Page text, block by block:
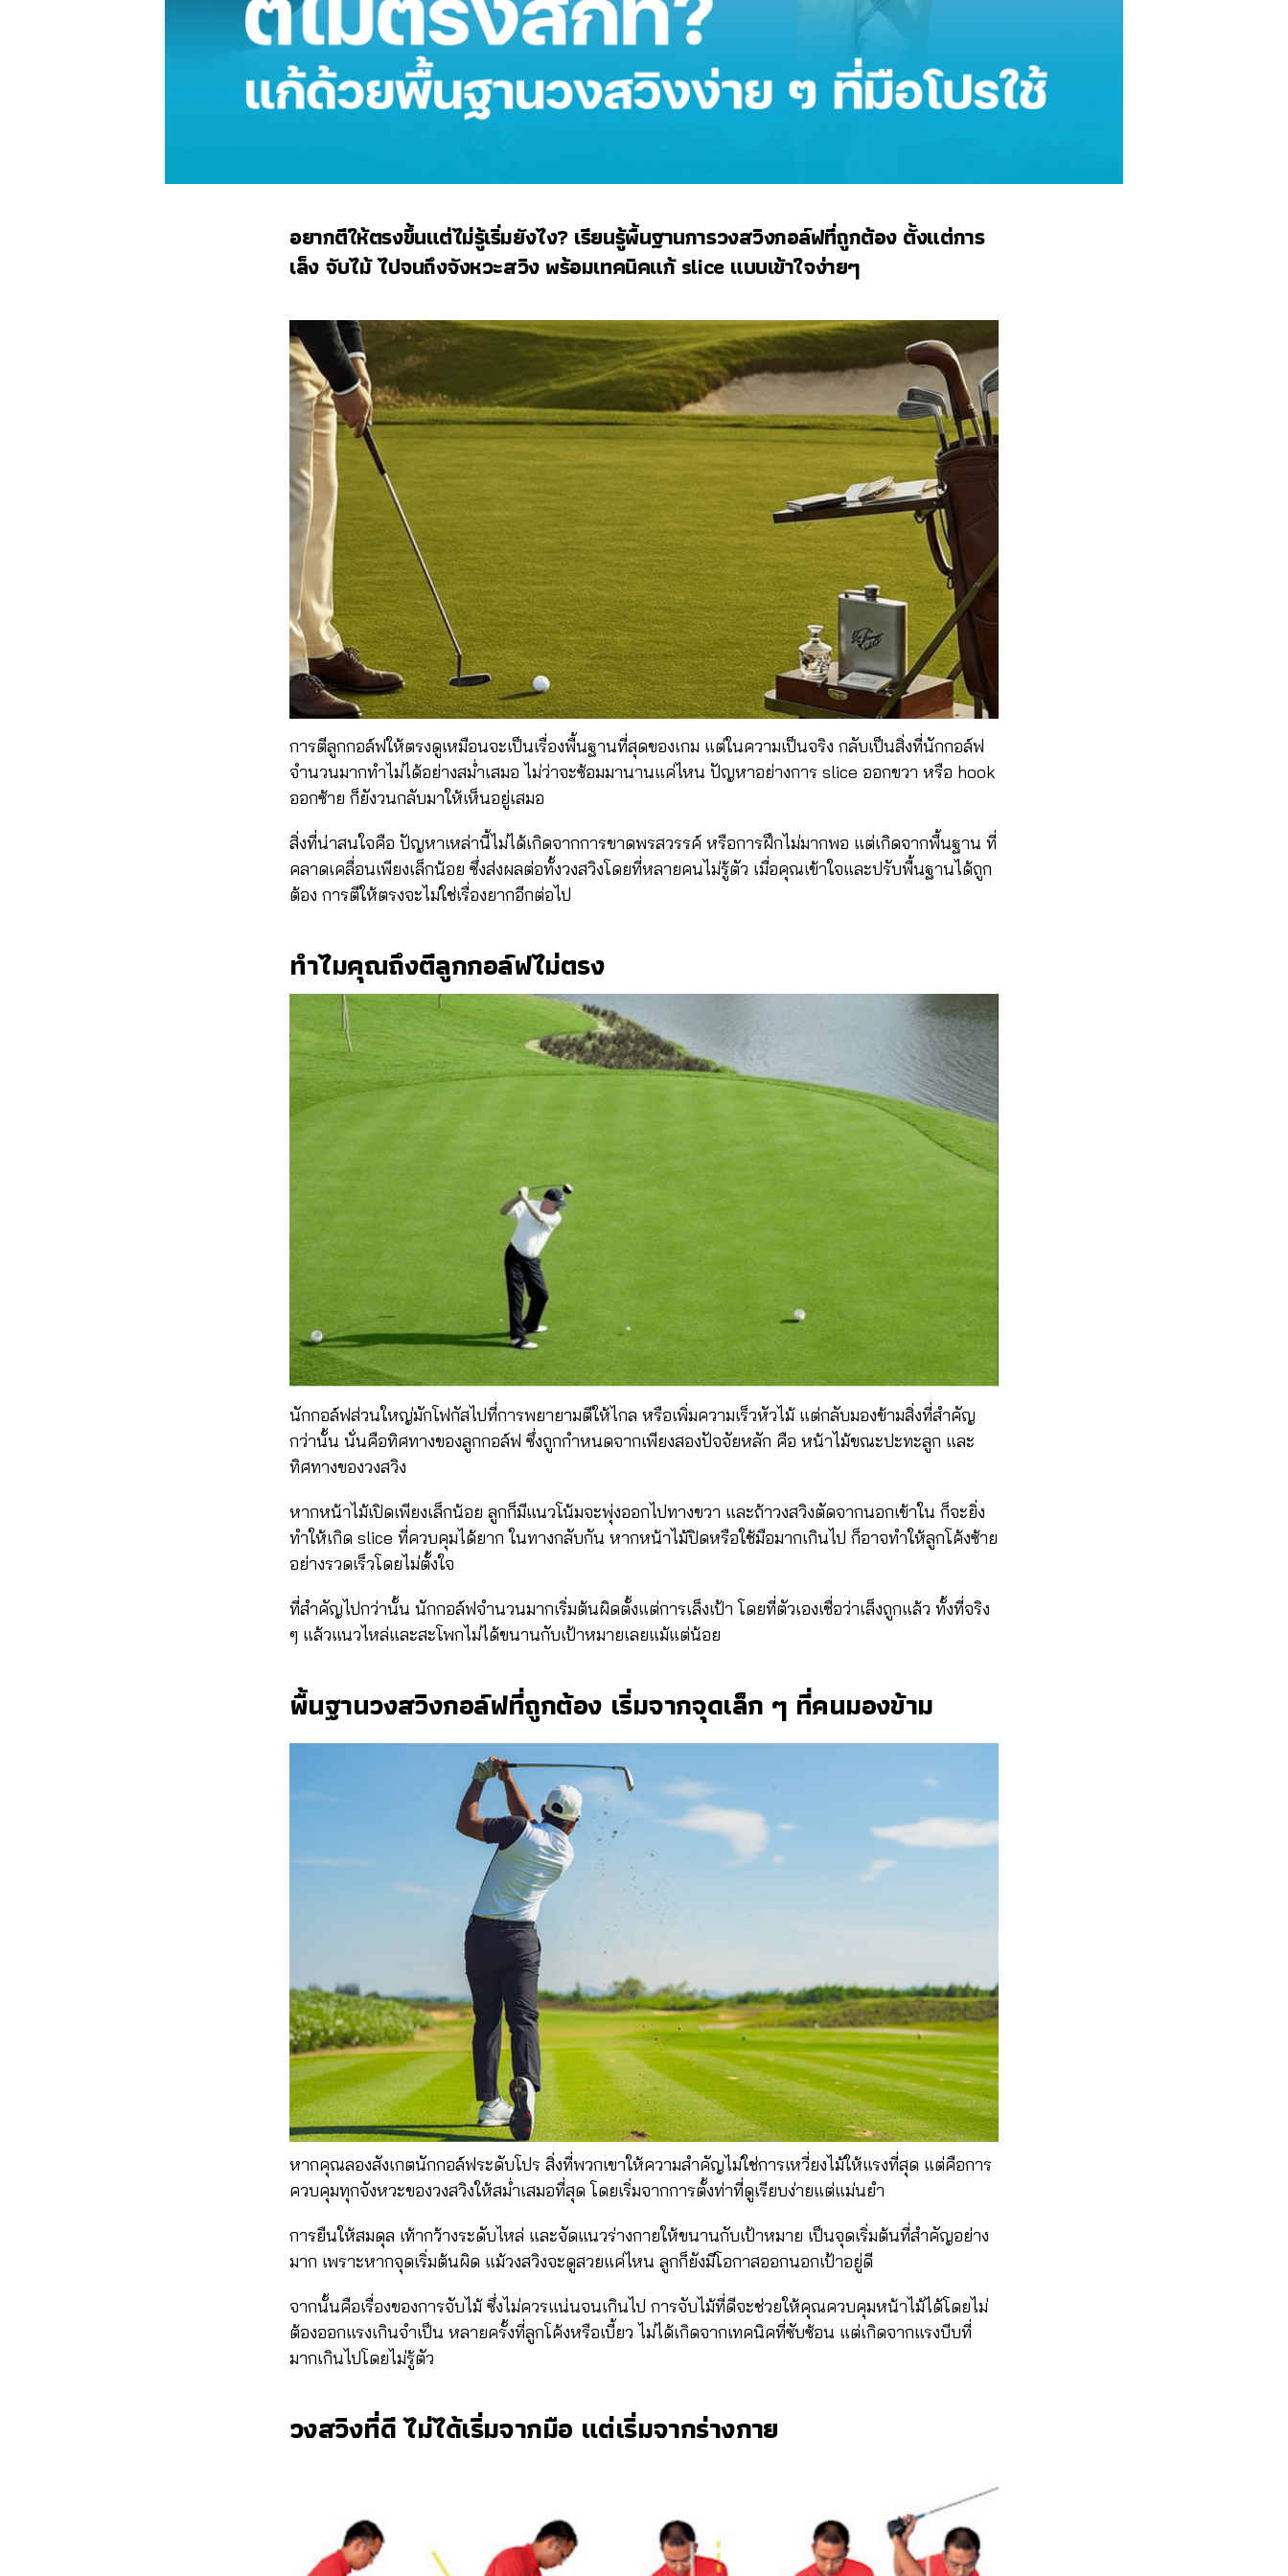
อยากตีให้ตรงขึ้นแต่ไม่รู้เริ่มยังไง? เรียนรู้พื้นฐานการวงสวิงกอล์ฟที่ถูกต้อง ตั้งแต่การ
เล็ง จับไม้ ไปจนถึงจังหวะสวิง พร้อมเทคนิคแก้ slice แบบเข้าใจง่ายๆ
การตีลูกกอล์ฟให้ตรงดูเหมือนจะเป็นเรื่องพื้นฐานที่สุดของเกม แต่ในความเป็นจริง กลับเป็นสิ่งที่นักกอล์ฟ
จำนวนมากทำไม่ได้อย่างสม่ำเสมอ ไม่ว่าจะซ้อมมานานแค่ไหน ปัญหาอย่างการ slice ออกขวา หรือ hook
ออกซ้าย ก็ยังวนกลับมาให้เห็นอยู่เสมอ
สิ่งที่น่าสนใจคือ ปัญหาเหล่านี้ไม่ได้เกิดจากการขาดพรสวรรค์ หรือการฝึกไม่มากพอ แต่เกิดจากพื้นฐาน ที่
คลาดเคลื่อนเพียงเล็กน้อย ซึ่งส่งผลต่อทั้งวงสวิงโดยที่หลายคนไม่รู้ตัว เมื่อคุณเข้าใจและปรับพื้นฐานได้ถูก
ต้อง การตีให้ตรงจะไม่ใช่เรื่องยากอีกต่อไป
ทำไมคุณถึงตีลูกกอล์ฟไม่ตรง
นักกอล์ฟส่วนใหญ่มักโฟกัสไปที่การพยายามตีให้ไกล หรือเพิ่มความเร็วหัวไม้ แต่กลับมองข้ามสิ่งที่สำคัญ
กว่านั้น นั่นคือทิศทางของลูกกอล์ฟ ซึ่งถูกกำหนดจากเพียงสองปัจจัยหลัก คือ หน้าไม้ขณะปะทะลูก และ
ทิศทางของวงสวิง
หากหน้าไม้เปิดเพียงเล็กน้อย ลูกก็มีแนวโน้มจะพุ่งออกไปทางขวา และถ้าวงสวิงตัดจากนอกเข้าใน ก็จะยิ่ง
ทำให้เกิด slice ที่ควบคุมได้ยาก ในทางกลับกัน หากหน้าไม้ปิดหรือใช้มือมากเกินไป ก็อาจทำให้ลูกโค้งซ้าย
อย่างรวดเร็วโดยไม่ตั้งใจ
ที่สำคัญไปกว่านั้น นักกอล์ฟจำนวนมากเริ่มต้นผิดตั้งแต่การเล็งเป้า โดยที่ตัวเองเชื่อว่าเล็งถูกแล้ว ทั้งที่จริง
ๆ แล้วแนวไหล่และสะโพกไม่ได้ขนานกับเป้าหมายเลยแม้แต่น้อย
พื้นฐานวงสวิงกอล์ฟที่ถูกต้อง เริ่มจากจุดเล็ก ๆ ที่คนมองข้าม
หากคุณลองสังเกตนักกอล์ฟระดับโปร สิ่งที่พวกเขาให้ความสำคัญไม่ใช่การเหวี่ยงไม้ให้แรงที่สุด แต่คือการ
ควบคุมทุกจังหวะของวงสวิงให้สม่ำเสมอที่สุด โดยเริ่มจากการตั้งท่าที่ดูเรียบง่ายแต่แม่นยำ
การยืนให้สมดุล เท้ากว้างระดับไหล่ และจัดแนวร่างกายให้ขนานกับเป้าหมาย เป็นจุดเริ่มต้นที่สำคัญอย่าง
มาก เพราะหากจุดเริ่มต้นผิด แม้วงสวิงจะดูสวยแค่ไหน ลูกก็ยังมีโอกาสออกนอกเป้าอยู่ดี
จากนั้นคือเรื่องของการจับไม้ ซึ่งไม่ควรแน่นจนเกินไป การจับไม้ที่ดีจะช่วยให้คุณควบคุมหน้าไม้ได้โดยไม่
ต้องออกแรงเกินจำเป็น หลายครั้งที่ลูกโค้งหรือเบี้ยว ไม่ได้เกิดจากเทคนิคที่ซับซ้อน แต่เกิดจากแรงบีบที่
มากเกินไปโดยไม่รู้ตัว
วงสวิงที่ดี ไม่ได้เริ่มจากมือ แต่เริ่มจากร่างกาย